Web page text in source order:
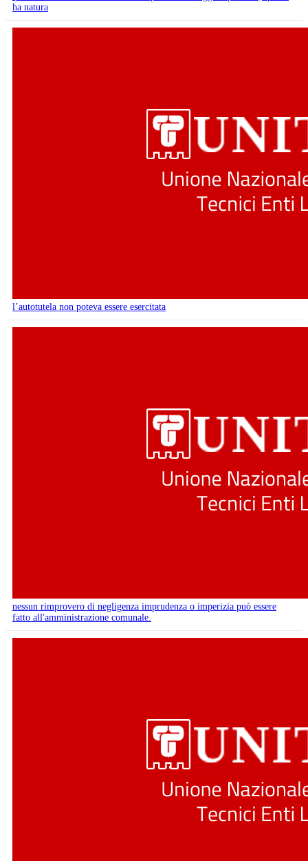
ha natura
l’autotutela non poteva essere esercitata
nessun rimprovero di negligenza imprudenza o imperizia può essere
fatto all'amministrazione comunale.